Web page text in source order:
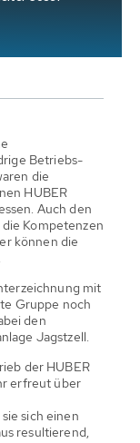
Betriebs-
die
HUBER
Auch den
Kompetenzen
können die
mit
Gruppe noch
den
Jagstzell.
der HUBER
erfreut über
sich einen
resultierend,